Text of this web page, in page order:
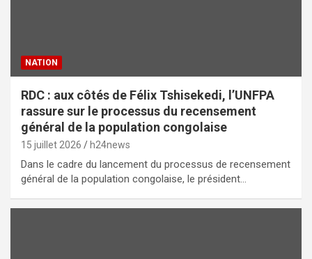
NATION
RDC : aux côtés de Félix Tshisekedi, l’UNFPA
rassure sur le processus du recensement
général de la population congolaise
15 juillet 2026 h24news
Dans le cadre du lancement du processus de recensement
général de la population congolaise, le président…